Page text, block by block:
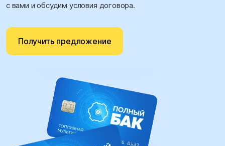
с вами и обсудим условия договора.
Получить предложение